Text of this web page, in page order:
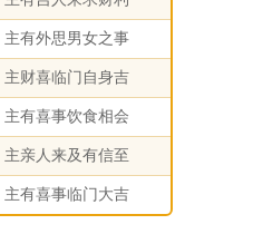
主有外思男女之事
主财喜临门自身吉
主有喜事饮食相会
主亲人来及有信至
主有喜事临门大吉